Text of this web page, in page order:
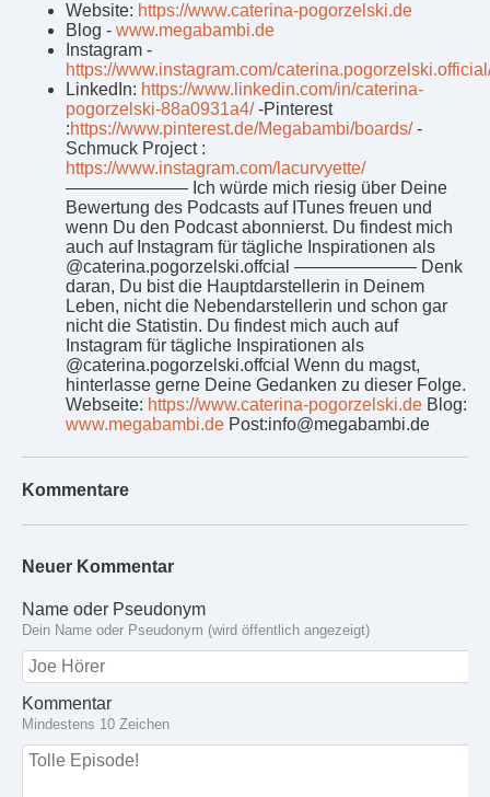
Website: https://www.caterina-pogorzelski.de
Blog - www.megabambi.de
Instagram -
https://www.instagram.com/
LinkedIn: https://www.linkedin.com/in/caterina-
pogorzelski-88a0931a4/-Pinterest
:https://www.pinterest.de/Megabambi/boards/-
Schmuck Project :
https://www.instagram.com/lacurvyette/
——————— Ich würde mich riesig über Deine
Bewertung des Podcasts auf ITunes freuen und
wenn Du den Podcast abonnierst. Du findest mich
auch auf Instagram für tägliche Inspirationen als
@caterina.pogorzelski.offcial ——————— Denk
daran, Du bist die Hauptdarstellerin in Deinem
Leben, nicht die Nebendarstellerin und schon gar
nicht die Statistin. Du findest mich auch auf
Instagram für tägliche Inspirationen als
@caterina.pogorzelski.offcial Wenn du magst,
hinterlasse gerne Deine Gedanken zu dieser Folge.
Webseite: https://www.caterina-pogorzelski.de Blog:
www.megabambi.de Post:info@megabambi.de
Kommentare
Neuer Kommentar
Name oder Pseudonym
Dein Name oder Pseudonym (wird öffentlich angezeigt)
Kommentar
Mindestens 10 Zeichen